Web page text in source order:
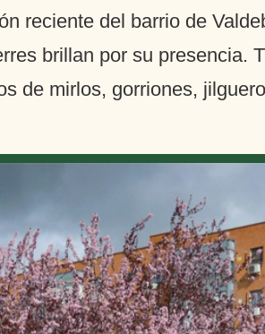
reciente del barrio de
brillan por su presencia.
de mirlos, gorriones,